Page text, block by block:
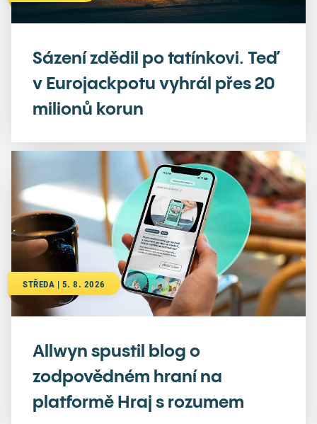
Sázení zdědil po tatínkovi. Teď
v Eurojackpotu vyhrál přes 20
milionů korun
STŘEDA | 5. 8. 2026
Allwyn spustil blog o
zodpovědném hraní na
platformě Hraj s rozumem